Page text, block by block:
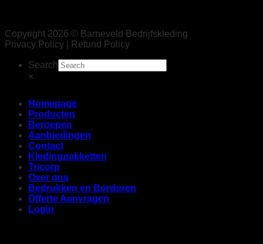
Copyright 2026 © Barneveld Bedrijfskleding
Privacy Policy | Refund Policy
Search
×
Homepage
Producten
Beroepen
Aanbiedingen
Contact
Kledingpakketten
Tricorp
Over ons
Bedrukken en Borduren
Offerte Aanvragen
Login